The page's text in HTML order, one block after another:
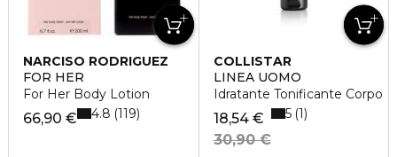
NARCISO RODRIGUEZ
FOR HER
For Her Body Lotion
66,90 € 4.8 119
COLLISTAR
LINEA UOMO
Idratante Tonificante Corpo
18,54 €
30,90 €
5 1